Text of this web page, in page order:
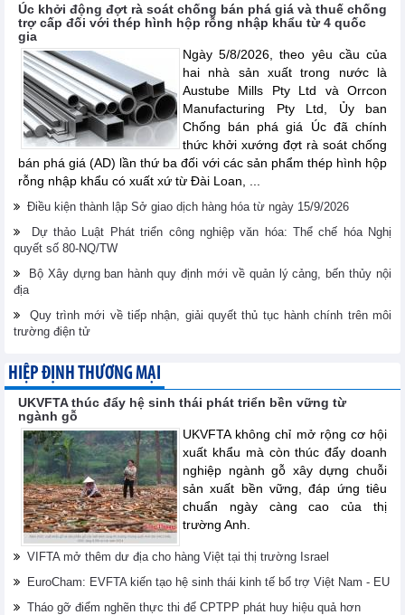
Úc khởi động đợt rà soát chống bán phá giá và thuế chống
trợ cấp đối với thép hình hộp rỗng nhập khẩu từ 4 quốc
gia
Ngày 5/8/2026, theo yêu cầu của
hai nhà sản xuất trong nước là
Austube Mills Pty Ltd và Orrcon
Manufacturing Pty Ltd, Ủy ban
Chống bán phá giá Úc đã chính
thức khởi xướng đợt rà soát chống
bán phá giá (AD) lần thứ ba đối với các sản phẩm thép hình hộp
rỗng nhập khẩu có xuất xứ từ Đài Loan, ...
Điều kiện thành lập Sở giao dịch hàng hóa từ ngày 15/9/2026
Dự thảo Luật Phát triển công nghiệp văn hóa: Thể chế hóa Nghị
quyết số 80-NQ/TW
Bộ Xây dựng ban hành quy định mới về quản lý cảng, bến thủy nội
địa
Quy trình mới về tiếp nhận, giải quyết thủ tục hành chính trên môi
trường điện tử
HIỆP ĐỊNH THƯƠNG MẠI
UKVFTA thúc đẩy hệ sinh thái phát triển bền vững từ
ngành gỗ
UKVFTA không chỉ mở rộng cơ hội
xuất khẩu mà còn thúc đẩy doanh
nghiệp ngành gỗ xây dựng chuỗi
sản xuất bền vững, đáp ứng tiêu
chuẩn ngày càng cao của thị
trường Anh.
VIFTA mở thêm dư địa cho hàng Việt tại thị trường Israel
EuroCham: EVFTA kiến tạo hệ sinh thái kinh tế bổ trợ Việt Nam - EU
Tháo gỡ điểm nghẽn thực thi để CPTPP phát huy hiệu quả hơn